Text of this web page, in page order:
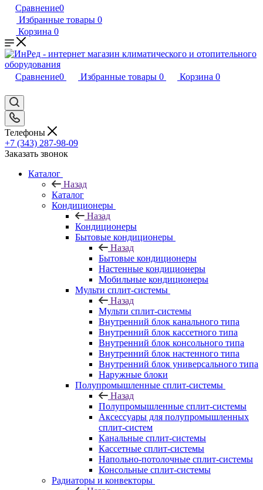
Сравнение0
Избранные товары 0
Корзина 0
Сравнение0 Избранные товары 0 Корзина 0
Телефоны
+7 (343) 287-98-09
Заказать звонок
Каталог
Назад
Каталог
Кондиционеры
Назад
Кондиционеры
Бытовые кондиционеры
Назад
Бытовые кондиционеры
Настенные кондиционеры
Мобильные кондиционеры
Мульти сплит-системы
Назад
Мульти сплит-системы
Внутренний блок канального типа
Внутренний блок кассетного типа
Внутренний блок консольного типа
Внутренний блок настенного типа
Внутренний блок универсального типа
Наружные блоки
Полупромышленные сплит-системы
Назад
Полупромышленные сплит-системы
Аксессуары для полупромышленных
сплит-систем
Канальные сплит-системы
Кассетные сплит-системы
Напольно-потолочные сплит-системы
Консольные сплит-системы
Радиаторы и конвекторы